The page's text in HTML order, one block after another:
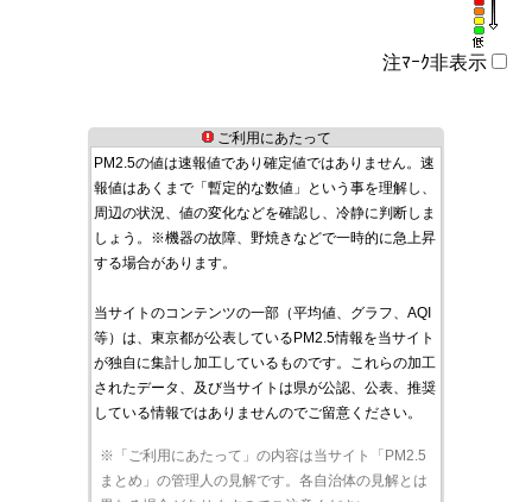
注ﾏｰｸ非表示
ご利用にあたって
PM2.5の値は速報値であり確定値ではありません。速
報値はあくまで「暫定的な数値」という事を理解し、
周辺の状況、値の変化などを確認し、冷静に判断しま
しょう。※機器の故障、野焼きなどで一時的に急上昇
する場合があります。
当サイトのコンテンツの一部（平均値、グラフ、AQI
等）は、東京都が公表しているPM2.5情報を当サイト
が独自に集計し加工しているものです。これらの加工
されたデータ、及び当サイトは県が公認、公表、推奨
している情報ではありませんのでご留意ください。
※「ご利用にあたって」の内容は当サイト「PM2.5
まとめ」の管理人の見解です。各自治体の見解とは